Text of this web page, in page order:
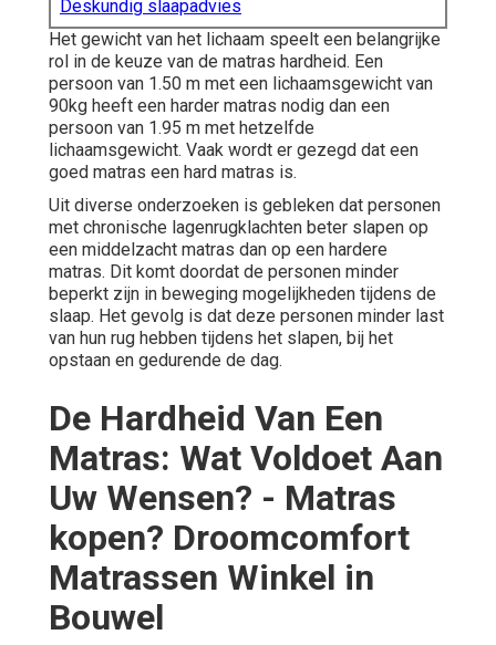
Deskundig slaapadvies
Het gewicht van het lichaam speelt een belangrijke
rol in de keuze van de matras hardheid. Een
persoon van 1.50 m met een lichaamsgewicht van
90kg heeft een harder matras nodig dan een
persoon van 1.95 m met hetzelfde
lichaamsgewicht. Vaak wordt er gezegd dat een
goed matras een hard matras is.
Uit diverse onderzoeken is gebleken dat personen
met chronische lagenrugklachten beter slapen op
een middelzacht matras dan op een hardere
matras. Dit komt doordat de personen minder
beperkt zijn in beweging mogelijkheden tijdens de
slaap. Het gevolg is dat deze personen minder last
van hun rug hebben tijdens het slapen, bij het
opstaan en gedurende de dag.
De Hardheid Van Een
Matras: Wat Voldoet Aan
Uw Wensen? - Matras
kopen? Droomcomfort
Matrassen Winkel in
Bouwel